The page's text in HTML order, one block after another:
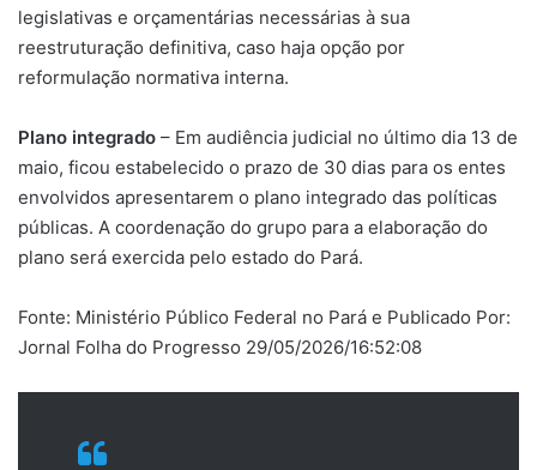
legislativas e orçamentárias necessárias à sua
reestruturação definitiva, caso haja opção por
reformulação normativa interna.
Plano integrado – Em audiência judicial no último dia 13 de
maio, ficou estabelecido o prazo de 30 dias para os entes
envolvidos apresentarem o plano integrado das políticas
públicas. A coordenação do grupo para a elaboração do
plano será exercida pelo estado do Pará.
Fonte: Ministério Público Federal no Pará e Publicado Por:
Jornal Folha do Progresso 29/05/2026/16:52:08